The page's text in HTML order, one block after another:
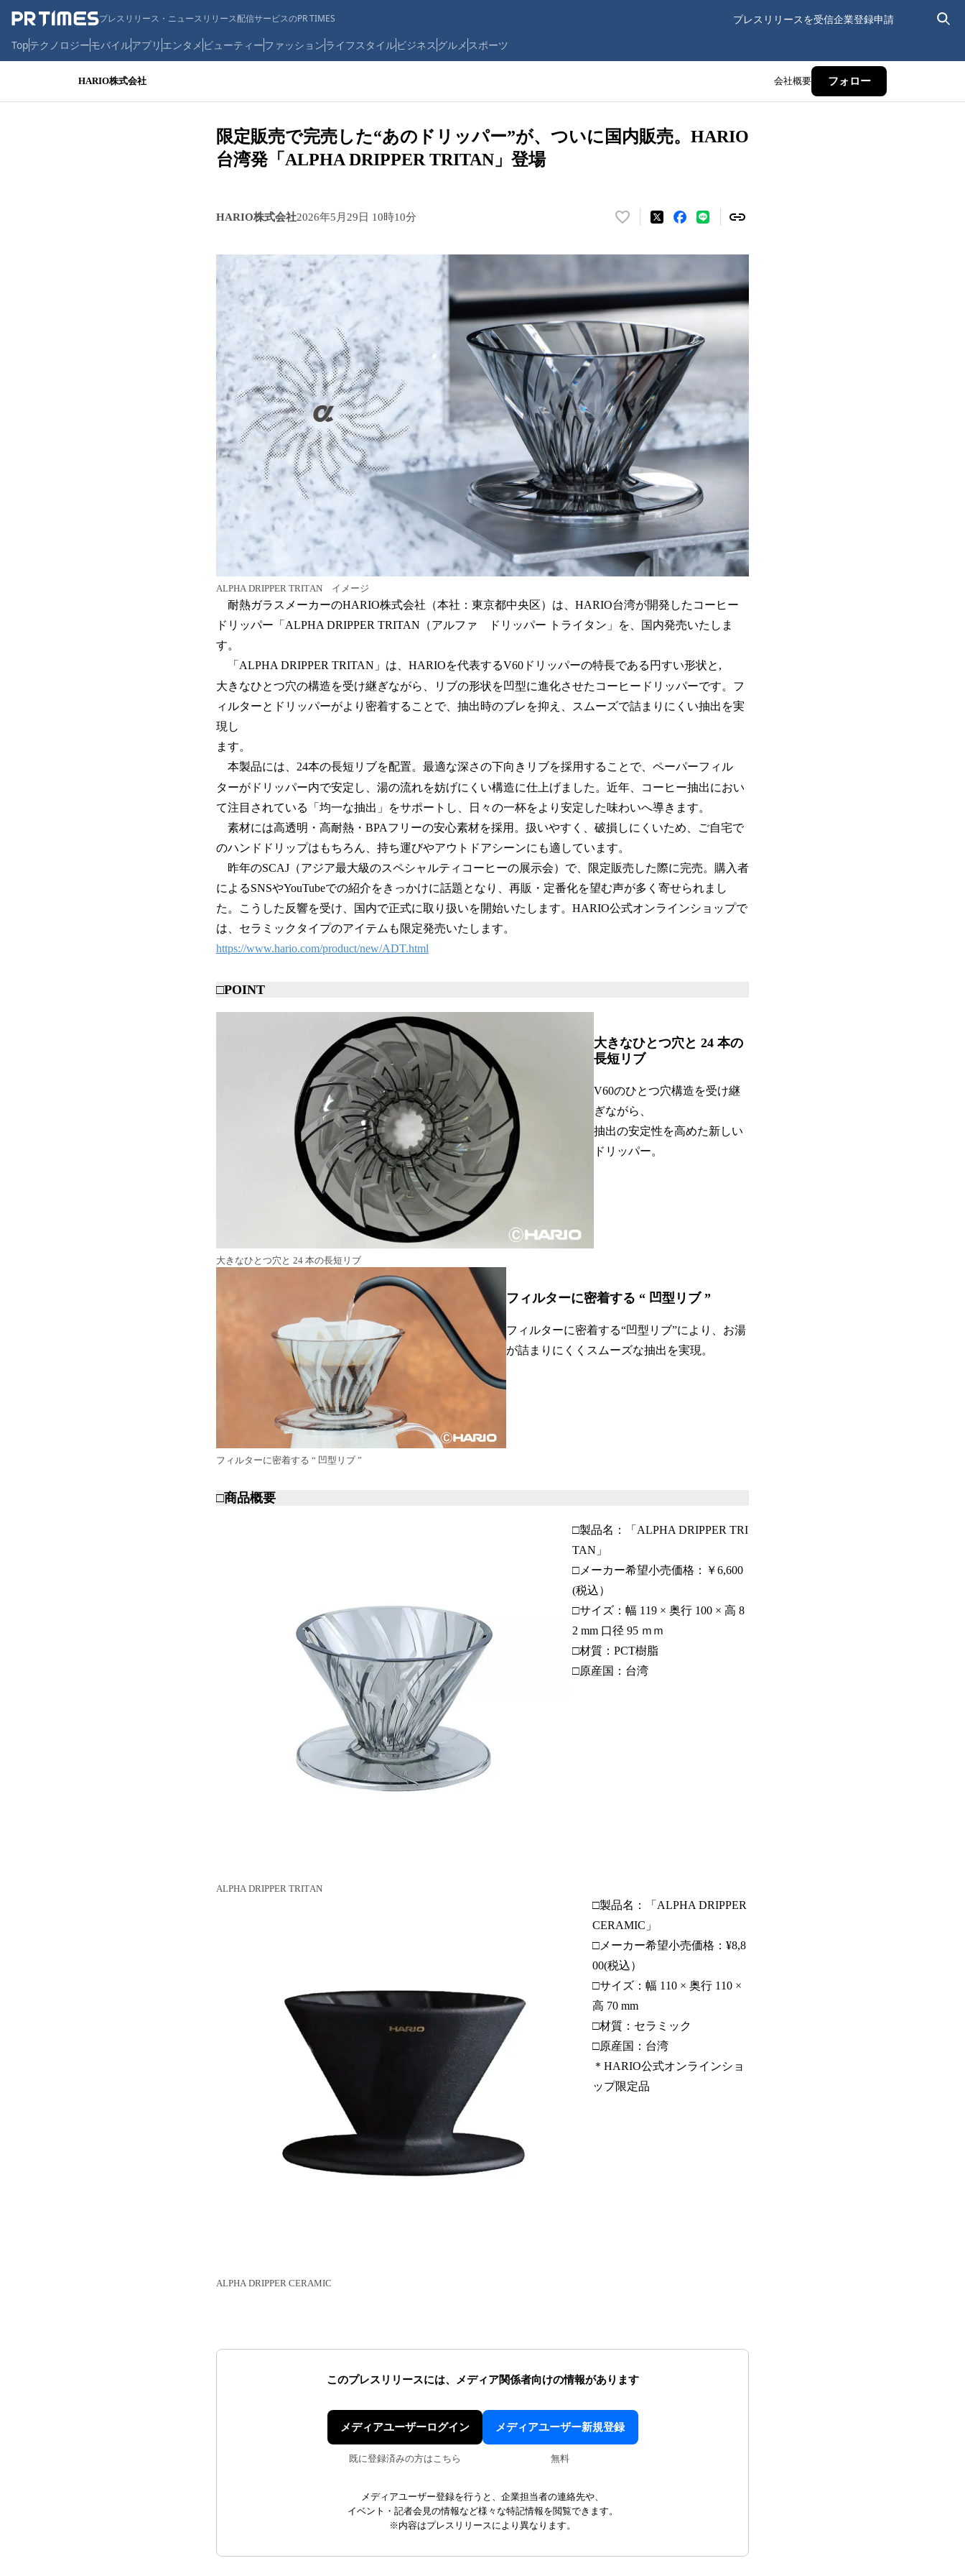
プレスリリース・ニュースリリース配信サービスのPR TIMES プレスリリースを受信企業登録申請
Topテクノロジーモバイルアプリ エンタメ ビューティーファッションライフスタイルビジネス グルメ スポーツ
HARIO株式会社 会社概要 フォロー
限定販売で完売した“あのドリッパー”が、ついに国内販売。HARIO
台湾発「ALPHA DRIPPER TRITAN」登場
HARIO株式会社2026年5月29日 10時10分
い
ね
数
を
読
み
込
み
中
で
す
ALPHA DRIPPER TRITAN イメージ
耐熱ガラスメーカーのHARIO株式会社（本社：東京都中央区）は、HARIO台湾が開発したコーヒー
ドリッパー「ALPHA DRIPPER TRITAN（アルファ ドリッパー トライタン」を、国内発売いたしま
す。
「ALPHA DRIPPER TRITAN」は、HARIOを代表するV60ドリッパーの特長である円すい形状と,
大きなひとつ穴の構造を受け継ぎながら、リブの形状を凹型に進化させたコーヒードリッパーです。フ
ィルターとドリッパーがより密着することで、抽出時のブレを抑え、スムーズで詰まりにくい抽出を実
現し
ます。
本製品には、24本の長短リブを配置。最適な深さの下向きリブを採用することで、ペーパーフィル
ターがドリッパー内で安定し、湯の流れを妨げにくい構造に仕上げました。近年、コーヒー抽出におい
て注目されている「均一な抽出」をサポートし、日々の一杯をより安定した味わいへ導きます。
素材には高透明・高耐熱・BPAフリーの安心素材を採用。扱いやすく、破損しにくいため、ご自宅で
のハンドドリップはもちろん、持ち運びやアウトドアシーンにも適しています。
昨年のSCAJ（アジア最大級のスペシャルティコーヒーの展示会）で、限定販売した際に完売。購入者
によるSNSやYouTubeでの紹介をきっかけに話題となり、再販・定番化を望む声が多く寄せられまし
た。こうした反響を受け、国内で正式に取り扱いを開始いたします。HARIO公式オンラインショップで
は、セラミックタイプのアイテムも限定発売いたします。
https://www.hario.com/product/new/ADT.html
□POINT
大きなひとつ穴と 24 本の長短リブ
大きなひとつ穴と 24 本の
長短リブ
V60のひとつ穴構造を受け継
ぎながら、
抽出の安定性を高めた新しい
ドリッパー。
フィルターに密着する “ 凹型リブ ”
フィルターに密着する “ 凹型リブ ”
フィルターに密着する“凹型リブ”により、お湯
が詰まりにくくスムーズな抽出を実現。
□商品概要
ALPHA DRIPPER TRITAN
□製品名：「ALPHA DRIPPER TRI
TAN」
□メーカー希望小売価格：￥6,600
(税込）
□サイズ：幅 119 × 奥行 100 × 高 8
2 mm 口径 95 ｍｍ
□材質：PCT樹脂
□原産国：台湾
ALPHA DRIPPER CERAMIC
□製品名：「ALPHA DRIPPER
CERAMIC」
□メーカー希望小売価格：¥8,8
00(税込）
□サイズ：幅 110 × 奥行 110 ×
高 70 mm
□材質：セラミック
□原産国：台湾
＊HARIO公式オンラインショ
ップ限定品
このプレスリリースには、 メディア関係者向けの情報があります
メディアユーザーログイン
既に登録済みの方はこちら
メディアユーザー新規登録
無料
メディアユーザー登録を行うと、企業担当者の連絡先や、
イベント・記者会見の情報など様々な特記情報を閲覧できます。
※内容はプレスリリースにより異なります。